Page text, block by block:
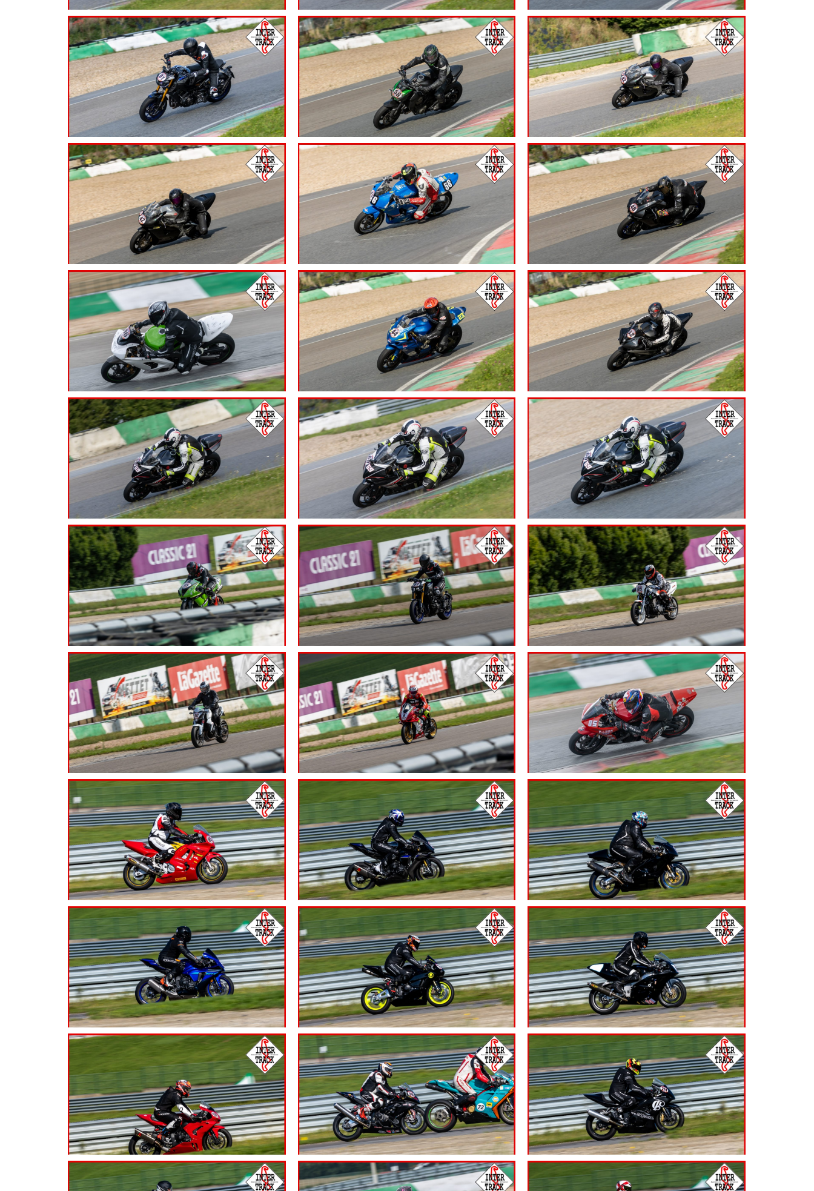
€ 7.99 € 7.99 € 7.99
€ 7.99 € 7.99 € 7.99
€ 7.99 € 7.99 € 7.99
€ 7.99 € 7.99 € 7.99
€ 7.99 € 7.99 € 7.99
€ 7.99 € 7.99 € 7.99
€ 7.99 € 7.99 € 7.99
€ 7.99 € 7.99 € 7.99
€ 7.99 € 7.99 € 7.99